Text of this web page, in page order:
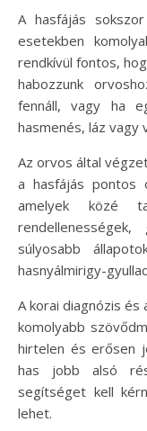
A hasfájás
esetekben
rendkívül fontos,
habozzunk
fennáll, vagy ha
hasmenés, láz vagy
Az orvos által
a hasfájás pontos
amelyek közé
súlyosabb
hasnyálmirigy-
A korai diagnózis
komolyabb
hirtelen és erősen
has jobb alsó
segítséget kell
lehet.